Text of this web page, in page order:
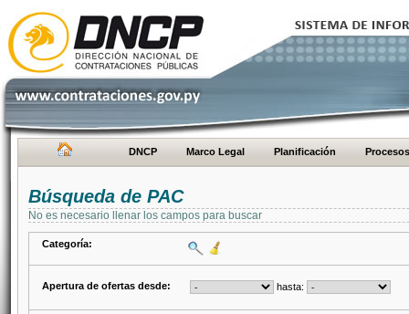
DNCP Marco Legal Planificación Procesos
Búsqueda de PAC
No es necesario llenar los campos para buscar
Categoría:
Apertura de ofertas desde: hasta: